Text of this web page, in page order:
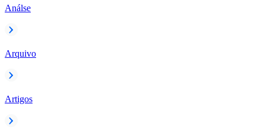
Análse
Arquivo
Artigos